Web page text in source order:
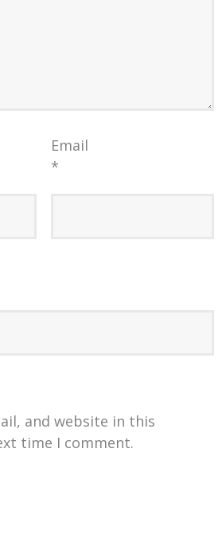
Email
*
and website in this
time I comment.